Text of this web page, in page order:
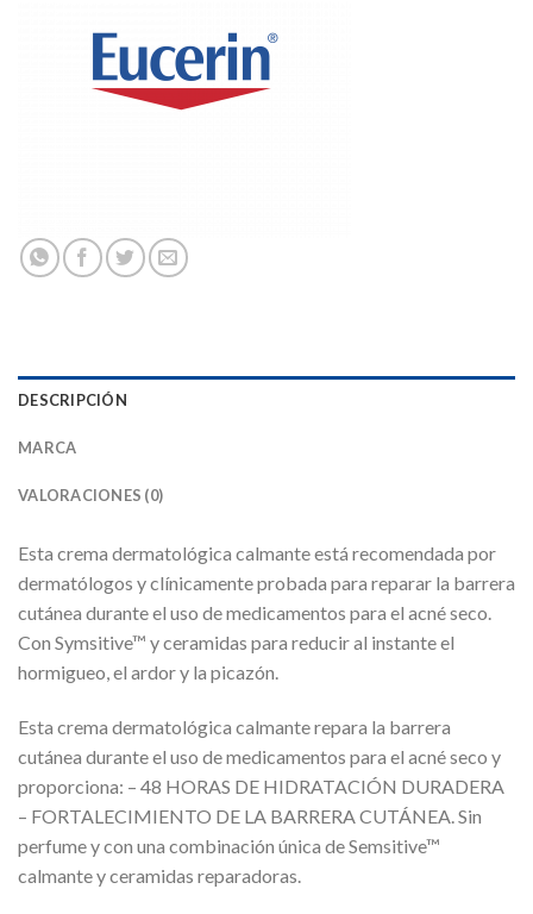
DESCRIPCIÓN
MARCA
VALORACIONES (0)
Esta crema dermatológica calmante está recomendada por
dermatólogos y clínicamente probada para reparar la barrera
cutánea durante el uso de medicamentos para el acné seco.
Con Symsitive™ y ceramidas para reducir al instante el
hormigueo, el ardor y la picazón.
Esta crema dermatológica calmante repara la barrera
cutánea durante el uso de medicamentos para el acné seco y
proporciona: – 48 HORAS DE HIDRATACIÓN DURADERA
– FORTALECIMIENTO DE LA BARRERA CUTÁNEA. Sin
perfume y con una combinación única de Semsitive™
calmante y ceramidas reparadoras.